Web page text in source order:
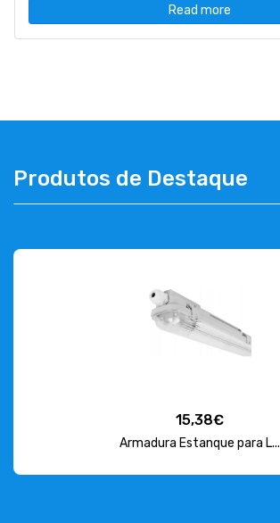
Read more
Produtos de Destaque
15,38€
Armadura Estanque para L...